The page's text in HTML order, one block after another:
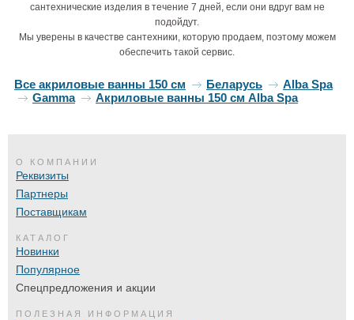
сантехнические изделия в течение 7 дней, если они вдруг вам не
подойдут.
Мы уверены в качестве сантехники, которую продаем, поэтому можем
обеспечить такой сервис.
Все акриловые ванны 150 см Беларусь
Alba Spa
Gamma
Акриловые ванны 150 см Alba Spa
О КОМПАНИИ
Реквизиты
Партнеры
Поставщикам
КАТАЛОГ
Новинки
Популярное
Спецпредложения и акции
ПОЛЕЗНАЯ ИНФОРМАЦИЯ